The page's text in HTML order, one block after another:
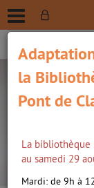
la
Pont de
La
au samedi 29
Mardi: de 9h à